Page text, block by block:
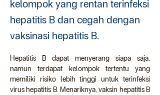
kelompok yang rentan terinfeksi
hepatitis B dan cegah dengan
vaksinasi hepatitis B.
Hepatitis B dapat menyerang siapa saja,
namun terdapat kelompok tertentu yang
memiliki risiko lebih tinggi untuk terinfeksi
virus hepatitis B. Menariknya, vaksin hepatitis B